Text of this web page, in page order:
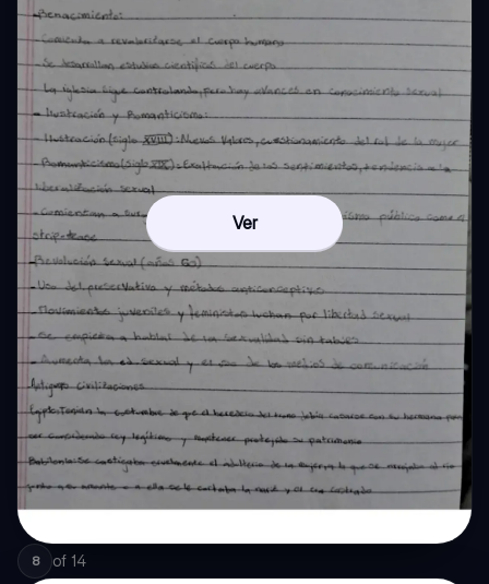
Ver
8 of 14